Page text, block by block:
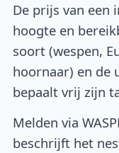
De prijs van een
hoogte en
soort (wespen,
hoornaar) en de
bepaalt vrij zijn
Melden via
beschrijft het